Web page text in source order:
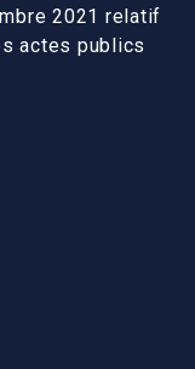
2021 relatif
actes publics